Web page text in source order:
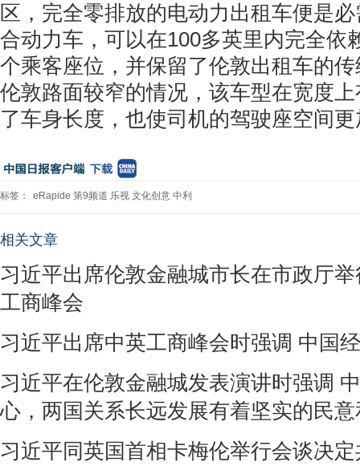
区，完全零排放的电动力出租车便是
合动力车，可以在100多英里内完全依
个乘客座位，并保留了伦敦出租车的
伦敦路面较窄的情况，该车型在宽度
了车身长度，也使司机的驾驶座空间
标签： eRapide 第9频道 乐视 文化创意 中利
相关文章
习近平出席伦敦金融城市长在市政厅
工商峰会
习近平出席中英工商峰会时强调 中国
习近平在伦敦金融城发表演讲时强调
心，两国关系长远发展有着坚实的民
习近平同英国首相卡梅伦举行会谈决